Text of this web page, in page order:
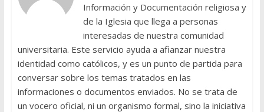
Información y Documentación religiosa y
de la Iglesia que llega a personas
interesadas de nuestra comunidad
universitaria. Este servicio ayuda a afianzar nuestra
identidad como católicos, y es un punto de partida para
conversar sobre los temas tratados en las
informaciones o documentos enviados. No se trata de
un vocero oficial, ni un organismo formal, sino la iniciativa